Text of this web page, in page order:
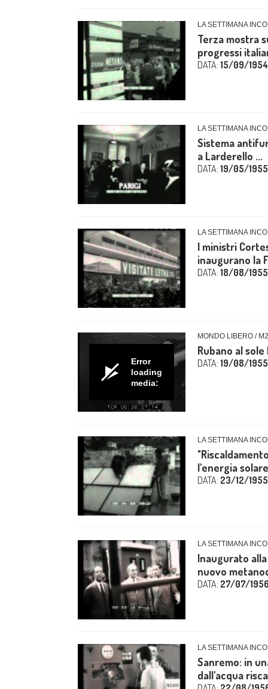
LA SETTIMANA
Terza mostra
progressi
DATA: 15/09/1954
LA SETTIMANA
Sistema
a Larderello ...
DATA: 19/05/1955
LA SETTIMANA
I ministri
inaugurano la
DATA: 18/08/1955
Error
loading
media:
MONDO LIBERO /
Rubano al
DATA: 19/08/1955
LA SETTIMANA
l'energia
DATA: 23/12/1955
LA SETTIMANA
Inaugurato
nuovo
DATA: 27/07/
LA SETTIMANA
Sanremo: in
dall'acqua